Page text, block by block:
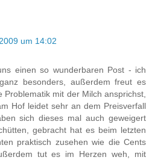
um 14:02
einen so wunderbaren Post - ich
besonders, außerdem freut es
Problematik mit der Milch ansprichst,
Hof leidet sehr an dem Preisverfall
sich dieses mal auch geweigert
gebracht hat es beim letzten
praktisch zusehen wie die Cents
tut es im Herzen weh, mit